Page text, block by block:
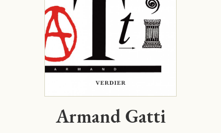
Armand Gatti